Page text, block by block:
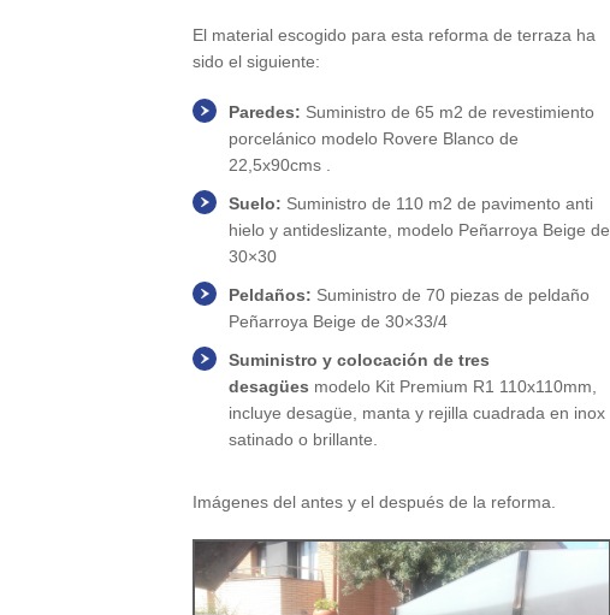
El material escogido para esta reforma de terraza ha
sido el siguiente:
Paredes: Suministro de 65 m2 de revestimiento
porcelánico modelo Rovere Blanco de
22,5x90cms .
Suelo: Suministro de 110 m2 de pavimento anti
hielo y antideslizante, modelo Peñarroya Beige de
30×30
Peldaños: Suministro de 70 piezas de peldaño
Peñarroya Beige de 30×33/4
Suministro y colocación de tres
desagües modelo Kit Premium R1 110x110mm,
incluye desagüe, manta y rejilla cuadrada en inox
satinado o brillante.
Imágenes del antes y el después de la reforma.